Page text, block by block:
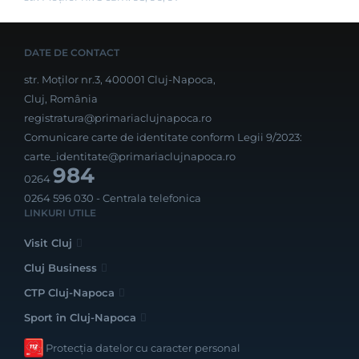
DATE DE CONTACT
str. Moților nr.3, 400001 Cluj-Napoca,
Cluj, România
registratura@primariaclujnapoca.ro
Comunicare carte de identitate conform Legii 9/2023:
carte_identitate@primariaclujnapoca.ro
0264984
0264 596 030 - Centrala telefonica
LINKURI UTILE
Visit Cluj
Cluj Business
CTP Cluj-Napoca
Sport în Cluj-Napoca
Protecția datelor cu caracter personal